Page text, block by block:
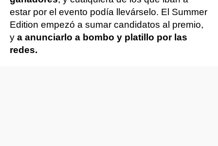
estar por el evento podía llevárselo. El Summer
Edition empezó a sumar candidatos al premio,
y a anunciarlo a bombo y platillo por las
redes.